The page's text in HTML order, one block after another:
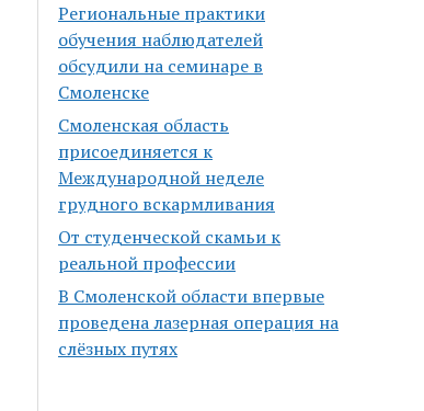
Региональные практики
обучения наблюдателей
обсудили на семинаре в
Смоленске
Смоленская область
присоединяется к
Международной неделе
грудного вскармливания
От студенческой скамьи к
реальной профессии
В Смоленской области впервые
проведена лазерная операция на
слёзных путях